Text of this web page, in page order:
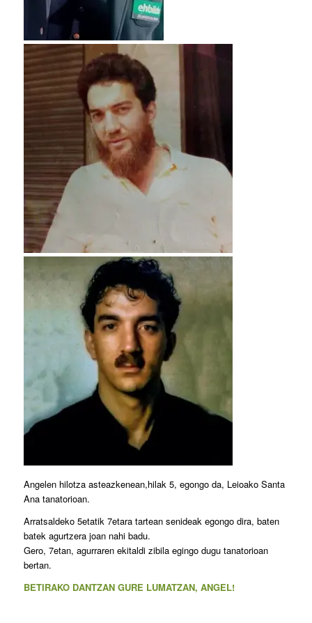
Angelen hilotza asteazkenean,hilak 5, egongo da, Leioako Santa
Ana tanatorioan.
Arratsaldeko 5etatik 7etara tartean senideak egongo dira, baten
batek agurtzera joan nahi badu.
Gero, 7etan, agurraren ekitaldi zibila egingo dugu tanatorioan
bertan.
BETIRAKO DANTZAN GURE LUMATZAN, ANGEL!